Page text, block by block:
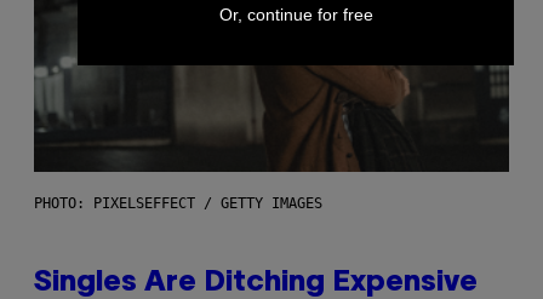
PHOTO: PIXELSEFFECT / GETTY IMAGES
Singles Are Ditching Expensive
Or, continue for free